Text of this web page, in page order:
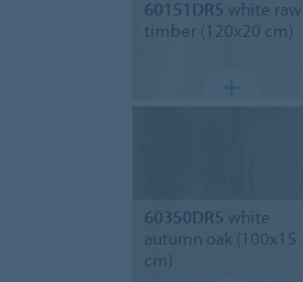
60151DR5 white raw
timber (120x20 cm)
60350DR5 white
autumn oak (100x15
cm)